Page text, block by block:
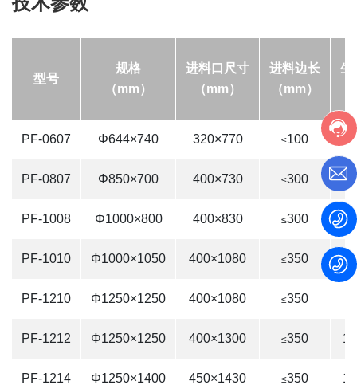
型号
规格
（mm）
进料口尺寸
（mm）
进料边长
（mm）
生
PF-0607 Φ644×740 320×770 ≤100
PF-0807 Φ850×700 400×730 ≤300
PF-1008 Φ1000×800 400×830 ≤300
PF-1010 Φ1000×1050 400×1080 ≤350
PF-1210 Φ1250×1250 400×1080 ≤350
PF-1212 Φ1250×1250 400×1300 ≤350
PF-1214 Φ1250×1400 450×1430 ≤350